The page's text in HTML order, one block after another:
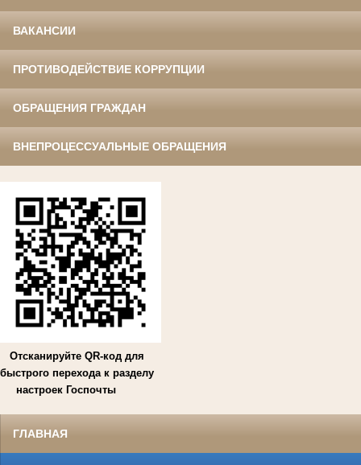
ВАКАНСИИ
ПРОТИВОДЕЙСТВИЕ КОРРУПЦИИ
ОБРАЩЕНИЯ ГРАЖДАН
ВНЕПРОЦЕССУАЛЬНЫЕ ОБРАЩЕНИЯ
Отсканируйте QR-код для
быстрого перехода к разделу
настроек Госпочты
ГЛАВНАЯ